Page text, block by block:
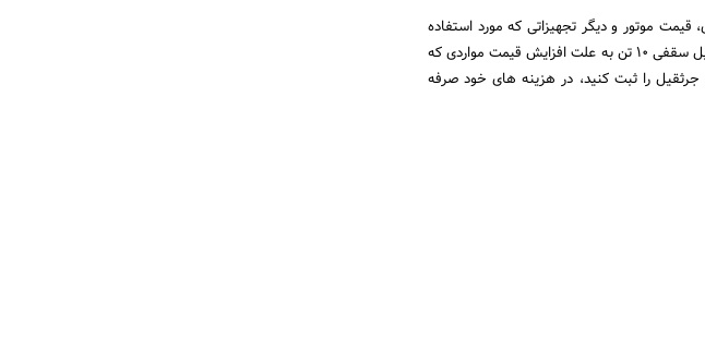
قیمت موتور و دیگر تجهیزاتی که مورد استفاده
قرار میگیرد، در بازه های زمانی مختلف متغیر است. متاسفانه قیمت جرثقیل سقفی ۱۰ تن به علت افزایش قیمت مواردی که
را ثبت کنید، در هزینه های خود صرفه